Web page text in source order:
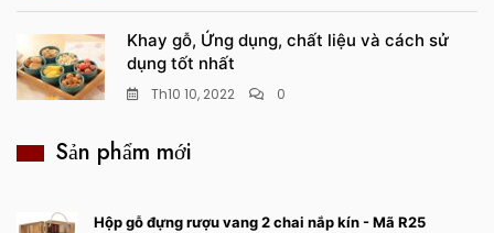
Khay gỗ, Ứng dụng, chất liệu và cách sử
dụng tốt nhất
Th10 10, 2022 0
Sản phẩm mới
Hộp gỗ đựng rượu vang 2 chai nắp kín - Mã R25